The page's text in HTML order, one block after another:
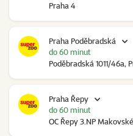
Praha 4
Praha Poděbradská
Poděbradská 1011/46a,
do 60 minut
Praha Řepy
OC Řepy 3.NP
do 60 minut